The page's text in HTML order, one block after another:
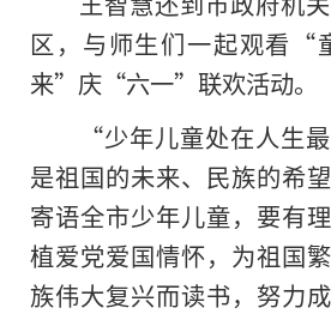
区，与师生们一起观看“
来”庆“六一”联欢活动。
“少年儿童处在人生
是祖国的未来、民族的希
寄语全市少年儿童，要有
植爱党爱国情怀，为祖国
族伟大复兴而读书，努力